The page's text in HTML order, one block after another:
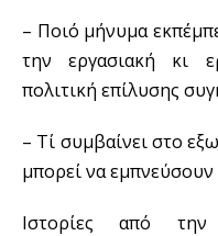
– Ποιό μήνυμα
την εργασιακή κι
πολιτική επίλυσης
– Τί συμβαίνει στο
μπορεί να εμπνεύσουν
Ιστορίες από την